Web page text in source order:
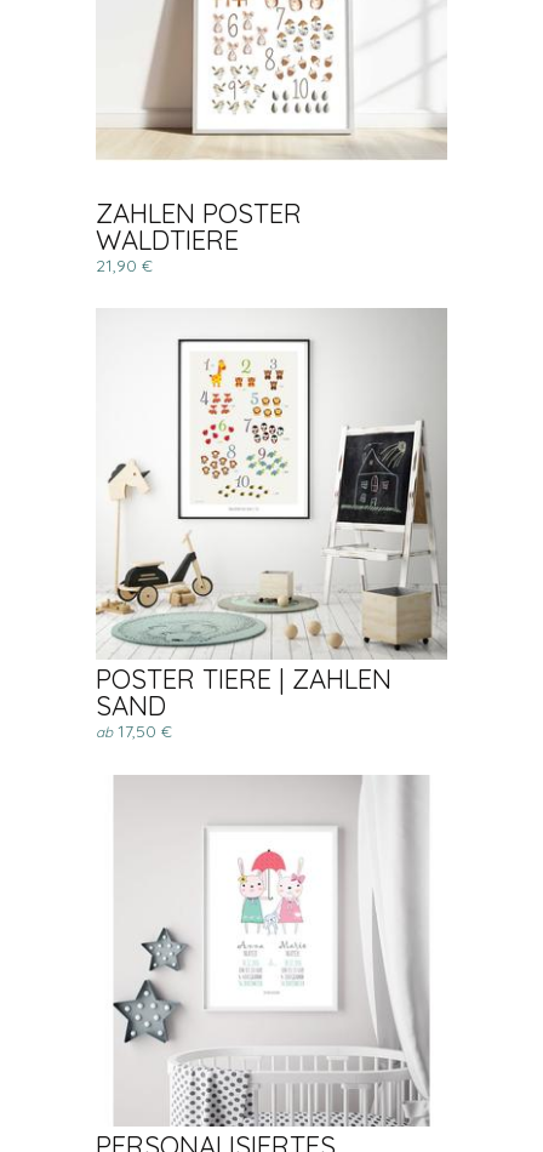
ZAHLEN POSTER
WALDTIERE
21,90 €
POSTER TIERE | ZAHLEN
SAND
ab17,50 €